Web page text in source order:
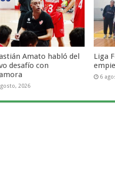
Amato habló del
desafío con
2026
Liga
6